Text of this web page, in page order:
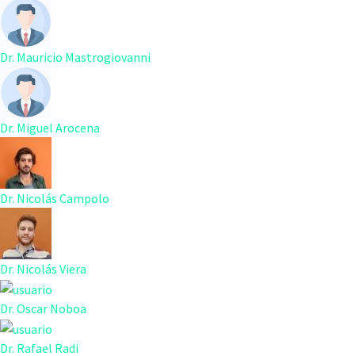
Dr. Mauricio Mastrogiovanni
Dr. Miguel Arocena
Dr. Nicolás Campolo
Dr. Nicolás Viera
Dr. Oscar Noboa
Dr. Rafael Radi